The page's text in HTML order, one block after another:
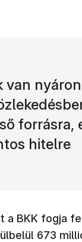
van
forrásra,
hitelre
a BKK fogja
673